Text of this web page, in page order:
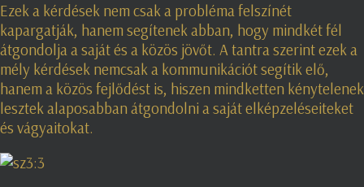
Ezek a kérdések nem csak a probléma felszínét
kapargatják, hanem segítenek abban, hogy mindkét fél
átgondolja a saját és a közös jövőt. A tantra szerint ezek a
mély kérdések nemcsak a kommunikációt segítik elő,
hanem a közös fejlődést is, hiszen mindketten kénytelenek
lesztek alaposabban átgondolni a saját elképzeléseiteket
és vágyaitokat.